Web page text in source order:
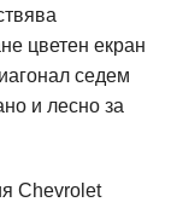
цветен екран
седем
и лесно за
Chevrolet